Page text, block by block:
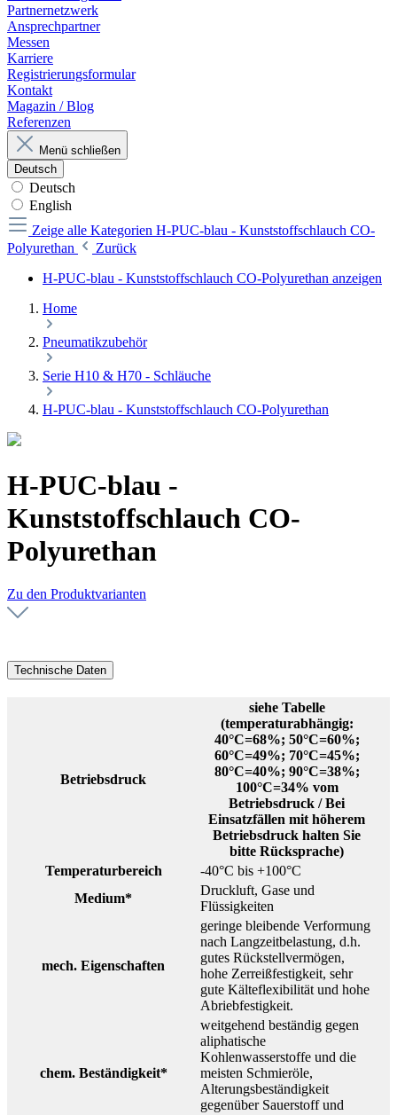
Partnernetzwerk
Ansprechpartner
Messen
Karriere
Registrierungsformular
Kontakt
Magazin / Blog
Referenzen
Menü schließen
Deutsch
Deutsch
English
Zeige alle Kategorien H-PUC-blau - Kunststoffschlauch CO-
Polyurethan
Zurück
H-PUC-blau - Kunststoffschlauch CO-Polyurethan anzeigen
Home
Pneumatikzubehör
Serie H10 & H70 - Schläuche
H-PUC-blau - Kunststoffschlauch CO-Polyurethan
H-PUC-blau -
Kunststoffschlauch CO-
Polyurethan
Zu den Produktvarianten
Technische Daten
Betriebsdruck
siehe Tabelle
(temperaturabhängig:
40°C=68%; 50°C=60%;
60°C=49%; 70°C=45%;
80°C=40%; 90°C=38%;
100°C=34% vom
Betriebsdruck / Bei
Einsatzfällen mit höherem
Betriebsdruck halten Sie
bitte Rücksprache)
Temperaturbereich
-40°C bis +100°C
Medium*
Druckluft, Gase und
Flüssigkeiten
mech. Eigenschaften
geringe bleibende Verformung
nach Langzeitbelastung, d.h.
gutes Rückstellvermögen,
hohe Zerreißfestigkeit, sehr
gute Kälteflexibilität und hohe
Abriebfestigkeit.
chem. Beständigkeit*
weitgehend beständig gegen
aliphatische
Kohlenwasserstoffe und die
meisten Schmieröle,
Alterungsbeständigkeit
gegenüber Sauerstoff und